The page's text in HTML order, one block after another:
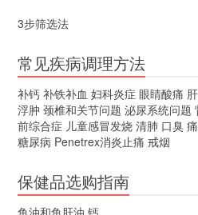
3步筛选法
常见疾病调理方法
补钙 补铁补血 妇科炎症 眼睛酸痛
浮肿 颈椎和关节问题 泌尿系统问题
前综合症 儿童感冒发烧 清肺 口臭
糖尿病 Penetrex消炎止痛 戒烟
保健品选购指南
鱼油和鱼肝油 钙